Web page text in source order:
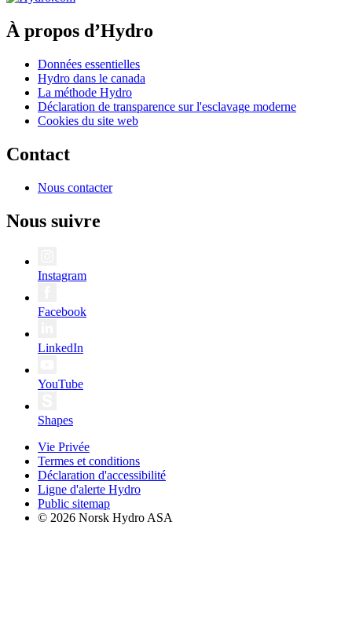
À propos d’Hydro
Données essentielles
Hydro dans le canada
La méthode Hydro
Déclaration de transparence sur l'esclavage moderne
Cookies du site web
Contact
Nous contacter
Nous suivre
Instagram
Facebook
LinkedIn
YouTube
Shapes
Vie Privée
Termes et conditions
Déclaration d'accessibilité
Ligne d'alerte Hydro
Public sitemap
© 2026 Norsk Hydro ASA